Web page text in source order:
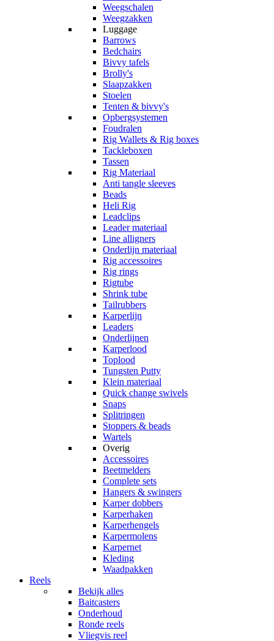
Weegschalen
Weegzakken
Luggage
Barrows
Bedchairs
Bivvy tafels
Brolly's
Slaapzakken
Stoelen
Tenten & bivvy's
Opbergsystemen
Foudralen
Rig Wallets & Rig boxes
Tackleboxen
Tassen
Rig Materiaal
Anti tangle sleeves
Beads
Heli Rig
Leadclips
Leader materiaal
Line alligners
Onderlijn materiaal
Rig accessoires
Rig rings
Rigtube
Shrink tube
Tailrubbers
Karperlijn
Leaders
Onderlijnen
Karperlood
Toplood
Tungsten Putty
Klein materiaal
Quick change swivels
Snaps
Splitringen
Stoppers & beads
Wartels
Overig
Accessoires
Beetmelders
Complete sets
Hangers & swingers
Karper dobbers
Karperhaken
Karperhengels
Karpermolens
Karpernet
Kleding
Waadpakken
Reels
Bekijk alles
Baitcasters
Onderhoud
Ronde reels
Vliegvis reel